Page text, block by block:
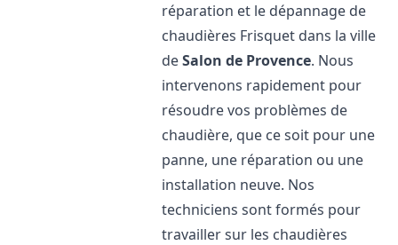
réparation et le dépannage de
chaudières Frisquet dans la ville
deSalon de Provence. Nous
intervenons rapidement pour
résoudre vos problèmes de
chaudière, que ce soit pour une
panne, une réparation ou une
installation neuve. Nos
techniciens sont formés pour
travailler sur les chaudières